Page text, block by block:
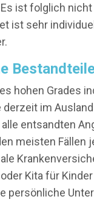
Es ist folglich
ist sehr
hohen Grades
derzeit im
entsandten
meisten Fällen
Kita für
persönliche